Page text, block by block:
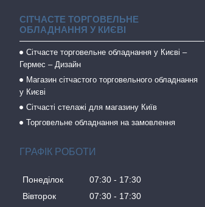
СІТЧАСТЕ ТОРГОВЕЛЬНЕ
ОБЛАДНАННЯ У КИЄВІ
Сітчасте торговельне обладнання у Києві –
Гермес – Дизайн
Магазин сітчастого торговельного обладнання
у Києві
Сітчасті стелажі для магазину Київ
Торговельне обладнання на замовлення
ГРАФІК РОБОТИ
Понеділок 07:30
17:30
Вівторок
07:30
17:30